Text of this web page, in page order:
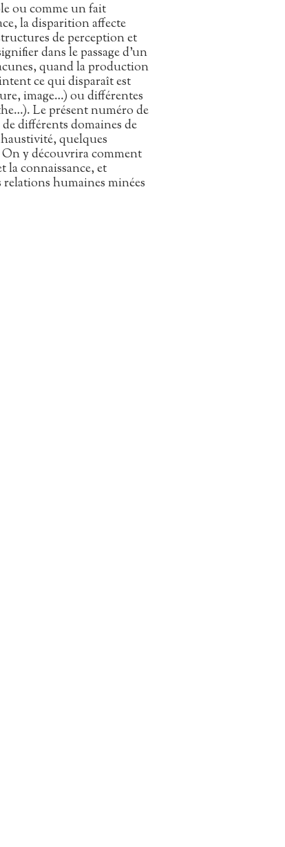
ou comme un fait
la disparition affecte
de perception et
dans le passage d’un
quand la production
ce qui disparaît est
image…) ou différentes
Le présent numéro de
différents domaines de
quelques
On y découvrira comment
la connaissance, et
humaines minées